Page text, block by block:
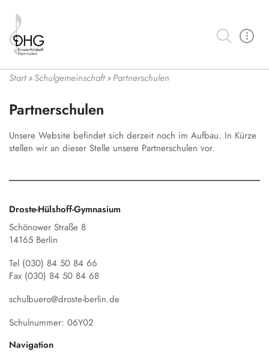
Suche
Schulgemeinschaft
Kollegium
Schulbüro und Verwaltung
Förderverein
Unser Haus
Hausmeister
Schulgeschichte
Annette von Droste-Hülshoff
Unser Bildungsbegriff
Schulprofil
Fächer
Demokratiebildung
Klimabewusstsein
Sprachbildung
Wahlmöglichkeiten
Profilklasse Musik
Bilingualer Unterricht
Leistungs- und Seminarkurse
Austausch und Fahrten
Organisation
Mittelstufe
Berufliche Orientierung (BO)
Schulbücher
Auslandsaufenthalt
Instrumentenausleihe
Datenschutz
Alltag
Unterrichtszeiten
Unsere Neuigkeiten
Vertretungsplan
Lernplattform
Start»Schulgemeinschaft»Partnerschulen
Partnerschulen
Unsere Website befindet sich derzeit noch im Aufbau. In Kürze
stellen wir an dieser Stelle unsere Partnerschulen vor.
Droste-Hülshoff-Gymnasium
Schönower Straße 8
14165 Berlin
Tel (030) 84 50 84 66
Fax (030) 84 50 84 68
schulbuero@droste-berlin.de
Schulnummer: 06Y02
Navigation